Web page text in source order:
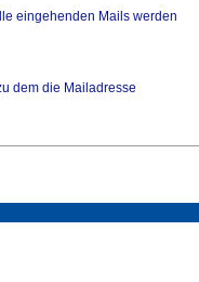
eingehenden Mails werden
dem die Mailadresse